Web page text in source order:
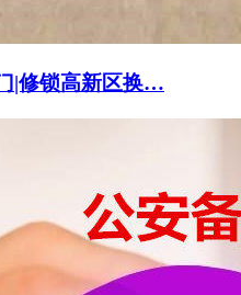
|修锁高新区换…